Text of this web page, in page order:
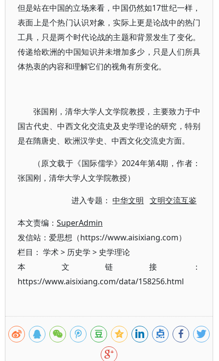
但是站在中国的立场来看，中国仍然如17世纪一样，
表面上是个热门认识对象，实际上更是论战中的热门
工具，只是两个时代论战的主题和背景发生了变化。
传递给欧洲的中国知识并未增加多少，只是人们所具
体热衷的内容和理解它们的视角有所变化。
张国刚，清华大学人文学院教授，主要致力于中
国古代史、中西文化交流史及史学理论的研究，特别
是在隋唐史、欧洲汉学史、中西文化交流史方面。
（原文载于《国际儒学》2024年第4期，作者：
张国刚，清华大学人文学院教授）
进入专题：中华文明 文明交流互鉴
本文责编： SuperAdmin
发信站：爱思想（https://www.aisixiang.com）
栏目： 学术> 历史学 > 史学理论
本文链接：
https://www.aisixiang.com/data/158256.html